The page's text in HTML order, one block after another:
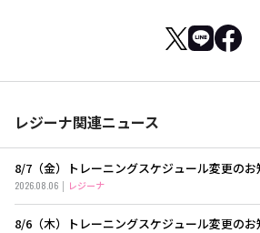
レジーナ関連ニュース
8/7（金）トレーニングスケジュール変更のお
2026.08.06 レジーナ
8/6（木）トレーニングスケジュール変更のお